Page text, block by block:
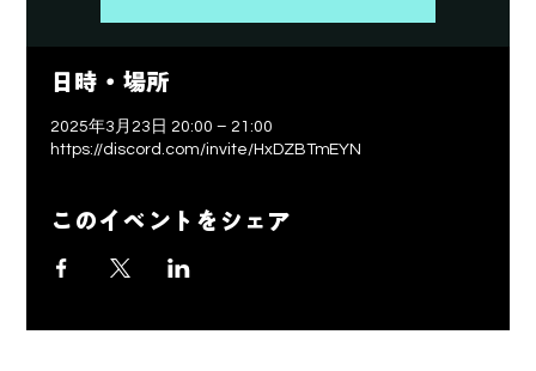
日時・場所
2025年3月23日 20:00 – 21:00
https://discord.com/invite/HxDZBTmEYN
このイベントをシェア